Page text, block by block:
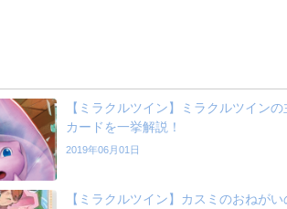
【ミラクルツイン】ミラクルツインの
カードを一挙解説！
2019年06月01日
【ミラクルツイン】カスミのおねがい